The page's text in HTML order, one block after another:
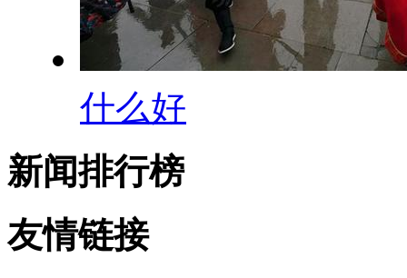
什么好
新闻排行榜
友情链接